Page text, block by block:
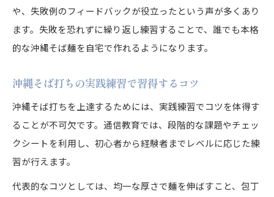
や、失敗例のフィードバックが役立ったという声が多くあり
ます。失敗を恐れずに繰り返し練習することで、誰でも本格
的な沖縄そば麺を自宅で作れるようになります。
沖縄そば打ちの実践練習で習得するコツ
沖縄そば打ちを上達するためには、実践練習でコツを体得す
ることが不可欠です。通信教育では、段階的な課題やチェッ
クシートを利用し、初心者から経験者までレベルに応じた練
習が行えます。
代表的なコツとしては、均一な厚さで麺を伸ばすこと、包丁